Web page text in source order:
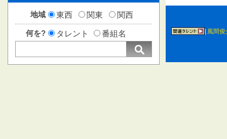
地域 東西 関東 関西
何を? タレント 番組名 風間俊